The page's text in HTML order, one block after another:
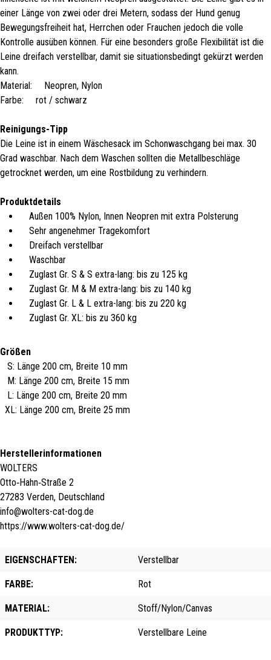
einer Länge von zwei oder drei Metern, sodass der Hund genug
Bewegungsfreiheit hat, Herrchen oder Frauchen jedoch die volle
Kontrolle ausüben können. Für eine besonders große Flexibilität ist die
Leine dreifach verstellbar, damit sie situationsbedingt gekürzt werden
kann.
Material: Neopren, Nylon
Farbe: rot / schwarz
Reinigungs-Tipp
Die Leine ist in einem Wäschesack im Schonwaschgang bei max. 30
Grad waschbar. Nach dem Waschen sollten die Metallbeschläge
getrocknet werden, um eine Rostbildung zu verhindern.
Produktdetails
Außen 100% Nylon, Innen Neopren mit extra Polsterung
Sehr angenehmer Tragekomfort
Dreifach verstellbar
Waschbar
Zuglast Gr. S & S extra-lang: bis zu 125 kg
Zuglast Gr. M & M extra-lang: bis zu 140 kg
Zuglast Gr. L & L extra-lang: bis zu 220 kg
Zuglast Gr. XL: bis zu 360 kg
Größen
S: Länge 200 cm, Breite 10 mm
M: Länge 200 cm, Breite 15 mm
L: Länge 200 cm, Breite 20 mm
XL: Länge 200 cm, Breite 25 mm
Herstellerinformationen
WOLTERS
Otto‑Hahn‑Straße 2
27283 Verden, Deutschland
info@wolters-cat-dog.de
https://www.wolters-cat-dog.de/
EIGENSCHAFTEN: Verstellbar
FARBE: Rot
MATERIAL: Stoff/Nylon/Canvas
PRODUKTTYP: Verstellbare Leine